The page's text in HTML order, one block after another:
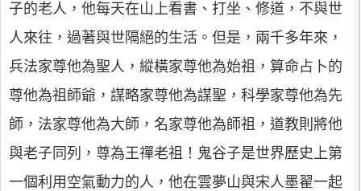
子的老人，他每天在山上看書、打坐、修道，不與世
人來往，過著與世隔絕的生活。但是，兩千多年來，
兵法家尊他為聖人，縱橫家尊他為始祖，算命占卜的
尊他為祖師爺，謀略家尊他為謀聖，科學家尊他為先
師，法家尊他為大師，名家尊他為師祖，道教則將他
與老子同列，尊為王禪老祖！鬼谷子是世界歷史上第
一個利用空氣動力的人，他在雲夢山與宋人墨翟一起